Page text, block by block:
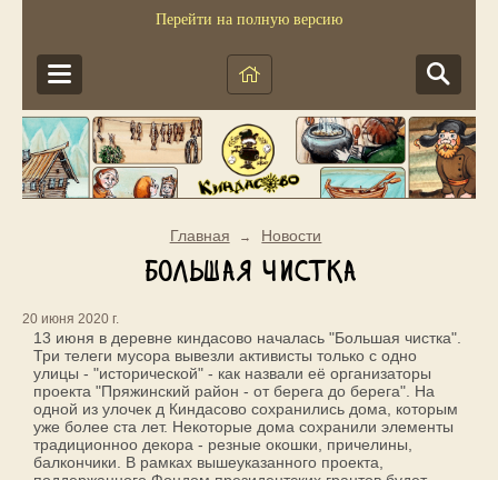
Перейти на полную версию
Главная → Новости
Большая чистка
20 июня 2020 г.
13 июня в деревне киндасово началась "Большая чистка".
Три телеги мусора вывезли активисты только с одно
улицы - "исторической" - как назвали её организаторы
проекта "Пряжинский район - от берега до берега". На
одной из улочек д Киндасово сохранились дома, которым
уже более ста лет. Некоторые дома сохранили элементы
традиционноо декора - резные окошки, причелины,
балкончики. В рамках вышеуказанного проекта,